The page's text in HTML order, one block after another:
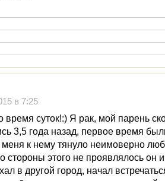
в 7:25
время суток!:) Я рак, мой парень
3,5 года назад, первое время
меня к нему тянуло неимоверно
стороны этого не проявлялось он
в другой город, начал